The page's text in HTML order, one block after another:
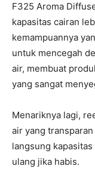
F325 Aroma
kapasitas cairan
kemampuannya
untuk mencegah
air, membuat
yang sangat
Menariknya lagi,
air yang
langsung
ulang jika habis.